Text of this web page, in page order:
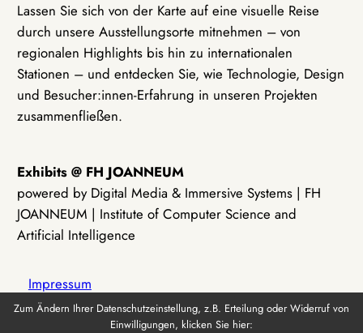
Lassen Sie sich von der Karte auf eine visuelle Reise
durch unsere Ausstellungsorte mitnehmen – von
regionalen Highlights bis hin zu internationalen
Stationen – und entdecken Sie, wie Technologie, Design
und Besucher:innen-Erfahrung in unseren Projekten
zusammenfließen.
Exhibits @ FH JOANNEUM
powered by Digital Media & Immersive Systems | FH
JOANNEUM | Institute of Computer Science and
Artificial Intelligence
Impressum
Zum Ändern Ihrer Datenschutzeinstellung, z.B. Erteilung oder Widerruf von
Einwilligungen, klicken Sie hier: